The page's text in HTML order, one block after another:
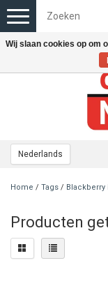
Nederlands
Toggle
navigation
Home / Tags / Blackberry
Producten
Wij slaan cookies op om